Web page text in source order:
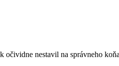
nestavil na správneho